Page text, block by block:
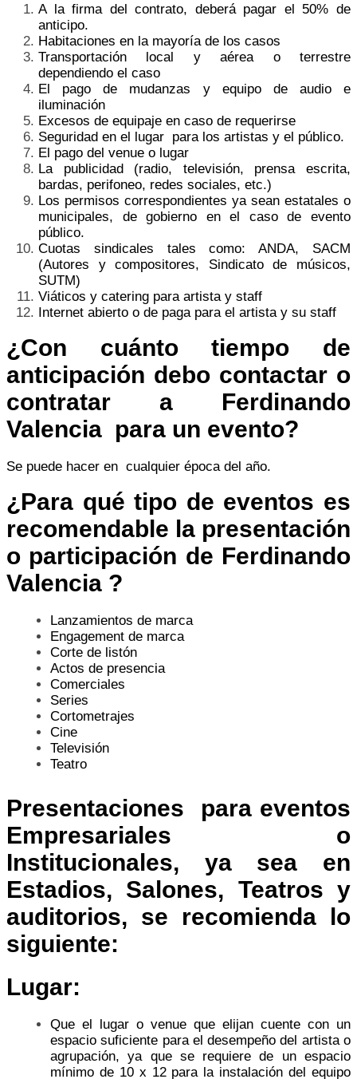
A la firma del contrato, deberá pagar el 50% de
anticipo.
Habitaciones en la mayoría de los casos
Transportación local y aérea o terrestre
dependiendo el caso
El pago de mudanzas y equipo de audio e
iluminación
Excesos de equipaje en caso de requerirse
Seguridad en el lugar para los artistas y el público.
El pago del venue o lugar
La publicidad (radio, televisión, prensa escrita,
bardas, perifoneo, redes sociales, etc.)
Los permisos correspondientes ya sean estatales o
municipales, de gobierno en el caso de evento
público.
Cuotas sindicales tales como: ANDA, SACM
(Autores y compositores, Sindicato de músicos,
SUTM)
Viáticos y catering para artista y staff
Internet abierto o de paga para el artista y su staff
¿ Con cuánto tiempo de
anticipación debo contactar o
contratar a Ferdinando
Valencia para un evento?
Se puede hacer en cualquier época del año.
¿ Para qué tipo de eventos es
recomendable la presentación
o participación de Ferdinando
Valencia ?
Lanzamientos de marca
Engagement de marca
Corte de listón
Actos de presencia
Comerciales
Series
Cortometrajes
Cine
Televisión
Teatro
Presentaciones para eventos
Empresariales o
Institucionales, ya sea en
Estadios, Salones, Teatros y
auditorios, se recomienda lo
siguiente:
Lugar:
Que el lugar o venue que elijan cuente con un
espacio suficiente para el desempeño del artista o
agrupación, ya que se requiere de un espacio
mínimo de 10 x 12 para la instalación del equipo